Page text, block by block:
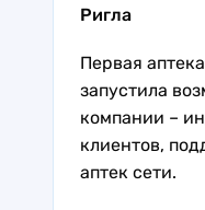
Ригла
Первая
запустила
компании –
клиентов,
аптек сети.